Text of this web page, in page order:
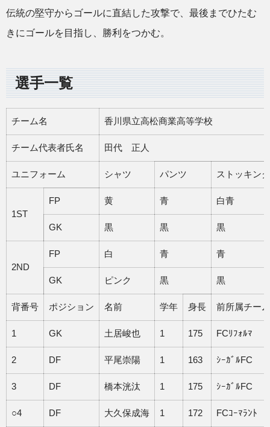
伝統の堅守からゴールに直結した攻撃で、最後までひたむ
きにゴールを目指し、勝利をつかむ。
選手一覧
チーム名 香川県立高松商業高等学校
チーム代表者氏名 田代 正人
ユニフォーム シャツ パンツ ストッキング
1ST
FP 黄 青 白青
GK 黒 黒 黒
2ND
FP 白 青 青
GK ピンク 黒 黒
背番号 ポジション 名前 学年 身長 前所属チーム
1 GK 土居峻也 1 175 FCﾘﾌｫﾙﾏ
2 DF 平尾崇陽 1 163 ｼｰｶﾞﾙFC
3 DF 橋本洸汰 1 175 ｼｰｶﾞﾙFC
○4 DF 大久保成海 1 172 FCｺｰﾏﾗﾝﾄ